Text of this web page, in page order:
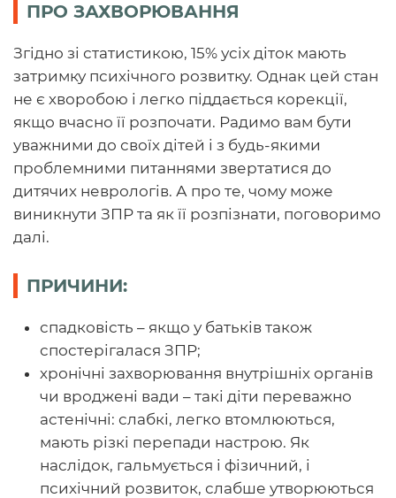
ПРО ЗАХВОРЮВАННЯ
Згідно зі статистикою, 15% усіх діток мають
затримку психічного розвитку. Однак цей стан
не є хворобою і легко піддається корекції,
якщо вчасно її розпочати. Радимо вам бути
уважними до своїх дітей і з будь-якими
проблемними питаннями звертатися до
дитячих неврологів. А про те, чому може
виникнути ЗПР та як її розпізнати, поговоримо
далі.
ПРИЧИНИ:
спадковість – якщо у батьків також
спостерігалася ЗПР;
хронічні захворювання внутрішніх органів
чи вроджені вади – такі діти переважно
астенічні: слабкі, легко втомлюються,
мають різкі перепади настрою. Як
наслідок, гальмується і фізичний, і
психічний розвиток, слабше утворюються